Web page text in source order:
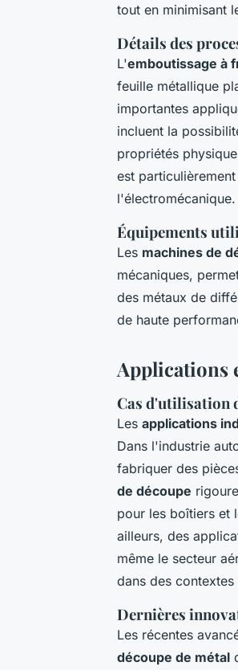
tout en minimisant
Détails des
L'emboutissage à
feuille métallique
importantes
incluent la
propriétés
est
l'électromécanique.
Équipements
Les machines de
mécaniques,
des métaux de
de haute
Applications
Cas d'utilisation
Les applications
Dans l'industrie
fabriquer des
de découpe
pour les boîtiers et
ailleurs, des
même le secteur
dans des contextes
Dernières
Les récentes
découpe de métal